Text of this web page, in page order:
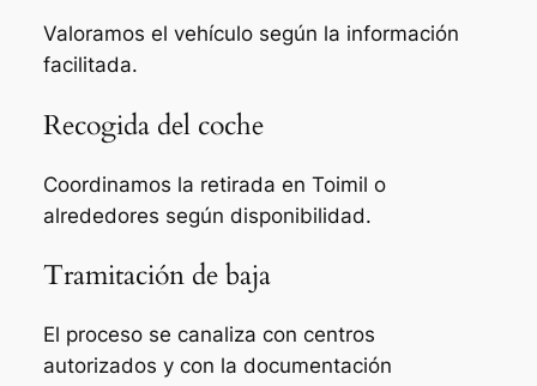
Valoramos el vehículo según la información
facilitada.
Recogida del coche
Coordinamos la retirada en Toimil o
alrededores según disponibilidad.
Tramitación de baja
El proceso se canaliza con centros
autorizados y con la documentación